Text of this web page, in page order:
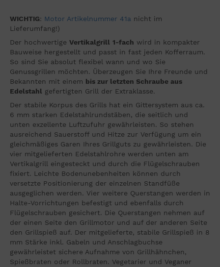
WICHTIG: Motor Artikelnummer 41a nicht im
Lieferumfang!)
Der hochwertige Vertikalgrill 1-fach wird in kompakter
Bauweise hergestellt und passt in fast jeden Kofferraum.
So sind Sie absolut flexibel wann und wo Sie
Genussgrillen möchten. Überzeugen Sie Ihre Freunde und
Bekannten mit einem bis zur letzten Schraube aus
Edelstahl gefertigten Grill der Extraklasse.
Der stabile Korpus des Grills hat ein Gittersystem aus ca.
6 mm starken Edelstahlrundstäben, die seitlich und
unten exzellente Luftzufuhr gewährleisten. So stehen
ausreichend Sauerstoff und Hitze zur Verfügung um ein
gleichmäßiges Garen Ihres Grillguts zu gewährleisten. Die
vier mitgelieferten Edelstahlrohre werden unten am
Vertikalgrill eingesteckt und durch die Flügelschrauben
fixiert. Leichte Bodenunebenheiten können durch
versetzte Positionierung der einzelnen Standfüße
ausgeglichen werden. Vier weitere Querstangen werden in
Halte-Vorrichtungen befestigt und ebenfalls durch
Flügelschrauben gesichert. Die Querstangen nehmen auf
der einen Seite den Grillmotor und auf der anderen Seite
den Grillspieß auf. Der mitgelieferte, stabile Grillspieß in 8
mm Stärke inkl. Gabeln und Anschlagbuchse
gewährleistet sichere Aufnahme von Grillhähnchen,
Spießbraten oder Rollbraten. Vegetarier und Veganer